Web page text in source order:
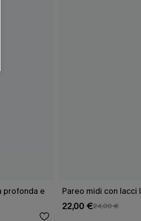
profonda e
Pareo midi con lacci
22,00 €24,00 €
i nostri
valutare il livello di coinvolgimento,